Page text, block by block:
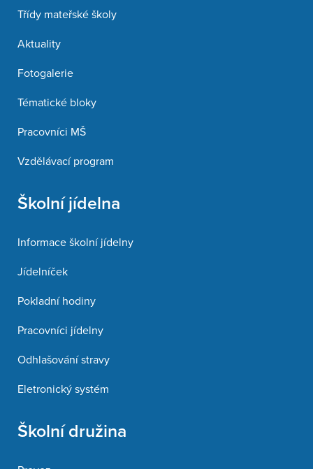
Třídy mateřské školy
Aktuality
Fotogalerie
Tématické bloky
Pracovníci MŠ
Vzdělávací program
Školní jídelna
Informace školní jídelny
Jídelníček
Pokladní hodiny
Pracovníci jídelny
Odhlašování stravy
Eletronický systém
Školní družina